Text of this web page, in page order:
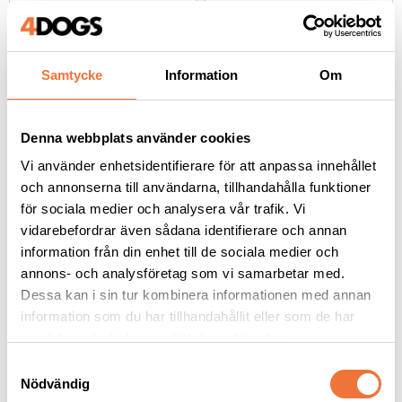
Samtycke Information Om
Denna webbplats använder cookies
Vi använder enhetsidentifierare för att anpassa innehållet
och annonserna till användarna, tillhandahålla funktioner
för sociala medier och analysera vår trafik. Vi
vidarebefordrar även sådana identifierare och annan
information från din enhet till de sociala medier och
annons- och analysföretag som vi samarbetar med.
Dessa kan i sin tur kombinera informationen med annan
information som du har tillhandahållit eller som de har
Nödvändig
119kr
Andra köpte även
Vildsvin ca 100 g
Dogman bajspåsar
med knythandtag 50-